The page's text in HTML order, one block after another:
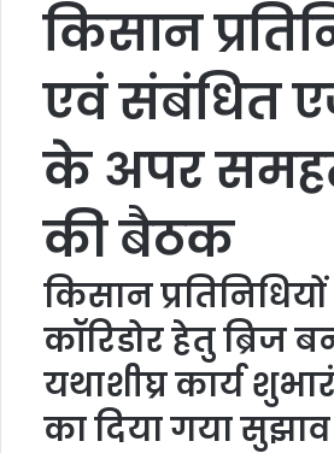
किसान
एवं संबंधित
के अपर
की बैठक
किसान प्रतिनिधियों
कॉरिडोर हेतु ब्रिज
यथाशीघ्र कार्य
का दिया गया सुझाव